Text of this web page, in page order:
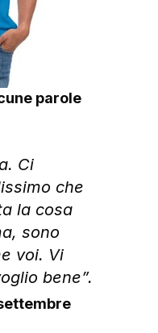
parole
Ci
che
la cosa
sono
voi. Vi
bene”.